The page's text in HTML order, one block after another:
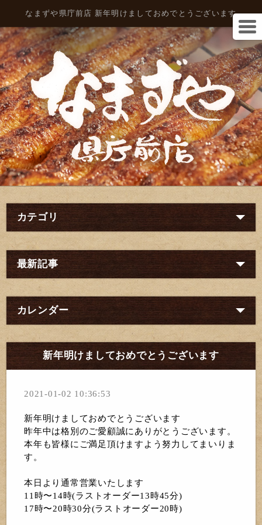
なまずや県庁前店 新年明けましておめでとうございます
カテゴリ
最新記事
カレンダー
新年明けましておめでとうございます
2021-01-02 10:36:53
新年明けましておめでとうございます
昨年中は格別のご愛顧誠にありがとうございます。
本年も皆様にご満足頂けますよう努力してまいりま
す。
本日より通常営業いたします
11時〜14時(ラストオーダー13時45分)
17時〜20時30分(ラストオーダー20時)